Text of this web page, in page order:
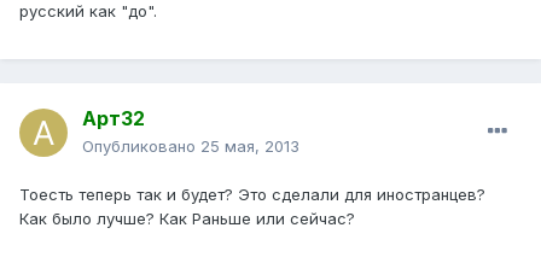
русский как "до".
Арт32
Опубликовано 25 мая, 2013
Тоесть теперь так и будет? Это сделали для иностранцев?
Как было лучше? Как Раньше или сейчас?